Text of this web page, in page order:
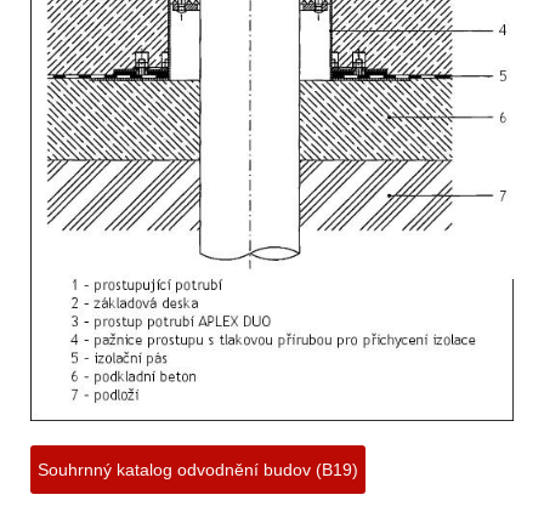
Souhrnný katalog odvodnění budov (B19)